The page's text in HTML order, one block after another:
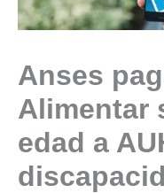
Anses
Alimentar
edad a